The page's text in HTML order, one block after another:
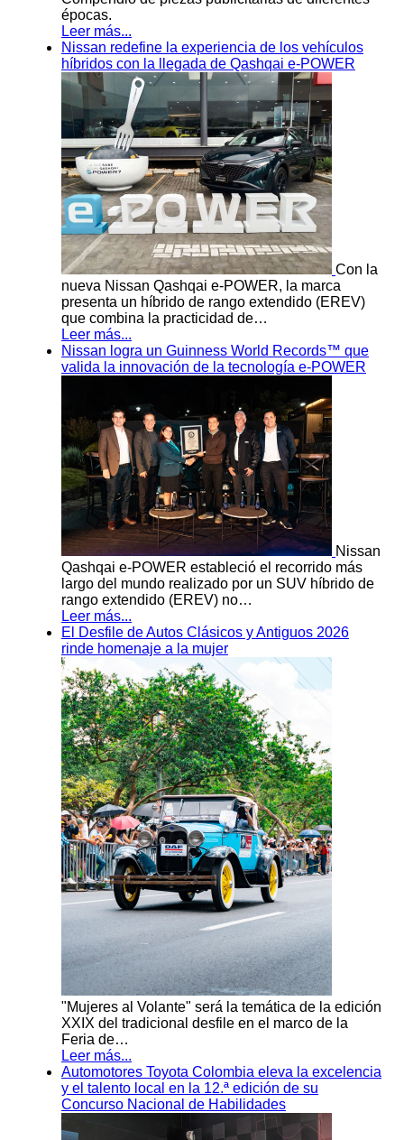
épocas.
Leer más...
Nissan redefine la experiencia de los vehículos
híbridos con la llegada de Qashqai e-POWER
Con la
nueva Nissan Qashqai e-POWER, la marca
presenta un híbrido de rango extendido (EREV)
que combina la practicidad de…
Leer más...
Nissan logra un Guinness World Records™ que
valida la innovación de la tecnología e-POWER
Nissan
Qashqai e-POWER estableció el recorrido más
largo del mundo realizado por un SUV híbrido de
rango extendido (EREV) no…
Leer más...
El Desfile de Autos Clásicos y Antiguos 2026
rinde homenaje a la mujer
"Mujeres al Volante" será la temática de la edición
XXIX del tradicional desfile en el marco de la
Feria de…
Leer más...
Automotores Toyota Colombia eleva la excelencia
y el talento local en la 12.ª edición de su
Concurso Nacional de Habilidades